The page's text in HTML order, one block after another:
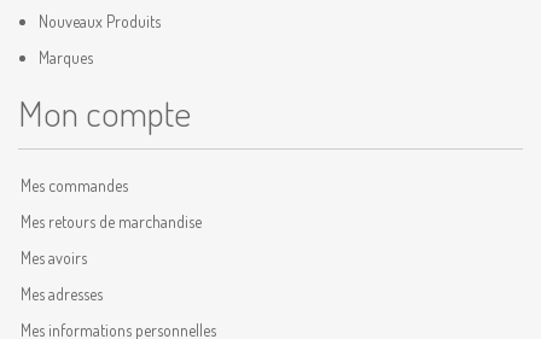
Nouveaux Produits
Marques
Mon compte
Mes commandes
Mes retours de marchandise
Mes avoirs
Mes adresses
Mes informations personnelles